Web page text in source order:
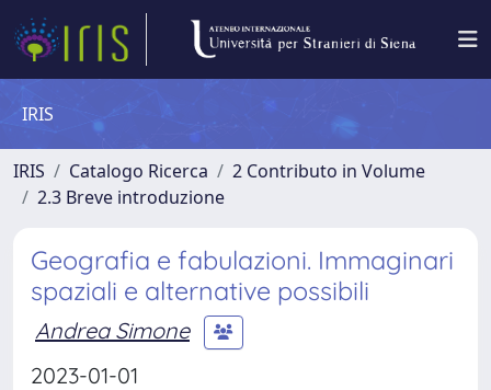
IRIS
IRIS Catalogo Ricerca
2 Contributo in Volume
2.3 Breve introduzione
Geografia e fabulazioni. Immaginari
spaziali e alternative possibili
Andrea Simone
2023-01-01